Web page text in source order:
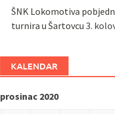
ŠNK Lokomotiva
turnira u Šartovcu 3.
KALENDAR
prosinac 2020